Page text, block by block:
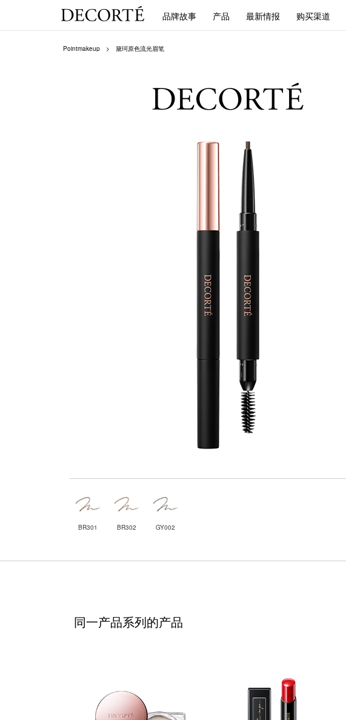
品牌故事 产品 最新情报 购买渠道
Pointmakeup 黛珂原色流光眉笔
BR301 BR302 GY002
同一产品系列的产品